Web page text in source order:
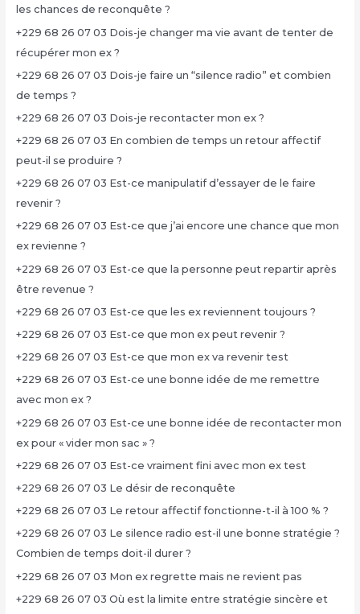
les chances de reconquête ?
+229 68 26 07 03 Dois-je changer ma vie avant de tenter de
récupérer mon ex ?
+229 68 26 07 03 Dois-je faire un “silence radio” et combien
de temps ?
+229 68 26 07 03 Dois-je recontacter mon ex ?
+229 68 26 07 03 En combien de temps un retour affectif
peut-il se produire ?
+229 68 26 07 03 Est-ce manipulatif d’essayer de le faire
revenir ?
+229 68 26 07 03 Est-ce que j’ai encore une chance que mon
ex revienne ?
+229 68 26 07 03 Est-ce que la personne peut repartir après
être revenue ?
+229 68 26 07 03 Est-ce que les ex reviennent toujours ?
+229 68 26 07 03 Est-ce que mon ex peut revenir ?
+229 68 26 07 03 Est-ce que mon ex va revenir test
+229 68 26 07 03 Est-ce une bonne idée de me remettre
avec mon ex ?
+229 68 26 07 03 Est-ce une bonne idée de recontacter mon
ex pour « vider mon sac » ?
+229 68 26 07 03 Est-ce vraiment fini avec mon ex test
+229 68 26 07 03 Le désir de reconquête
+229 68 26 07 03 Le retour affectif fonctionne-t-il à 100 % ?
+229 68 26 07 03 Le silence radio est-il une bonne stratégie ?
Combien de temps doit-il durer ?
+229 68 26 07 03 Mon ex regrette mais ne revient pas
+229 68 26 07 03 Où est la limite entre stratégie sincère et